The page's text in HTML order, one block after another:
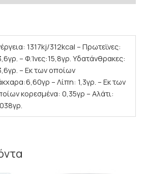
1317kj/312kcal – Πρωτεϊνες:
– Φ.Ίνες:15,8γρ. Υδατάνθρακες:
– Εκ των οποίων
– Λίπη: 1,3γρ. – Εκ των
κορεσμένα: 0,35γρ – Αλάτι: